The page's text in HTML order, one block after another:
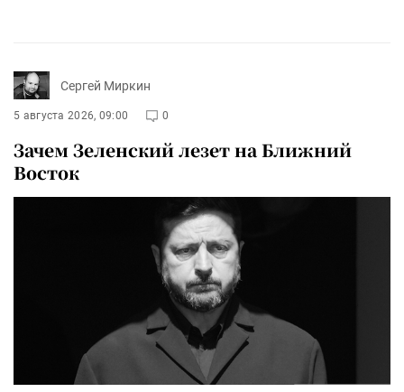
Сергей Миркин
5 августа 2026, 09:00 0
Зачем Зеленский лезет на Ближний
Восток